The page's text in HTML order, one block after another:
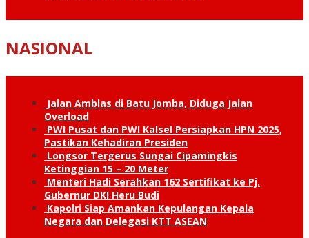
NASIONAL
Jalan Amblas di Batu Jomba, Diduga Jalan
Overload
PWI Pusat dan PWI Kalsel Persiapkan HPN 2025,
Pastikan Kehadiran Presiden
Longsor Tergerus Sungai Cipamingkis
Ketinggian 15 – 20 Meter
Menteri Hadi Serahkan 162 Sertifikat ke Pj.
Gubernur DKI Heru Budi
Kapolri Siap Amankan Kepulangan Kepala
Negara dan Delegasi KTT ASEAN